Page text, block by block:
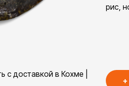
с доставкой в Кохме |
рис,
+